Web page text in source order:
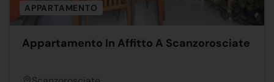
APPARTAMENTO
Appartamento In Affitto A Scanzorosciate